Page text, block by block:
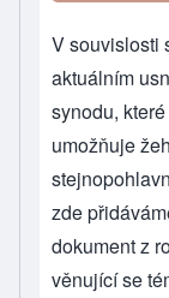
V souvislosti
aktuálním
synodu,
umožňuje
zde
dokument z
věnující se